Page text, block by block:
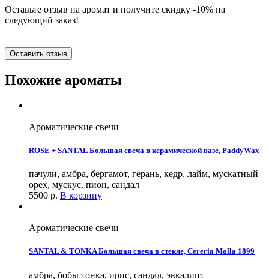
Оставьте отзыв на аромат и получите скидку -10% на
следующий заказ!
Оставить отзыв
Похожие ароматы
Ароматические свечи
ROSE + SANTAL Большая свеча в керамической вазе, PaddyWax
пачули, амбра, бергамот, герань, кедр, лайм, мускатный
орех, мускус, пион, сандал
5500 р. В корзину
Ароматические свечи
SANTAL & TONKA Большая свеча в стекле, Cereria Molla 1899
амбра, бобы тонка, ирис, сандал, эвкалипт